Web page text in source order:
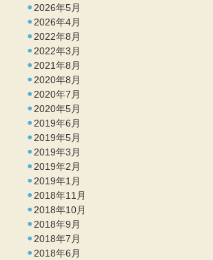
2026年5月
2026年4月
2022年8月
2022年3月
2021年8月
2020年8月
2020年7月
2020年5月
2019年6月
2019年5月
2019年3月
2019年2月
2019年1月
2018年11月
2018年10月
2018年9月
2018年7月
2018年6月